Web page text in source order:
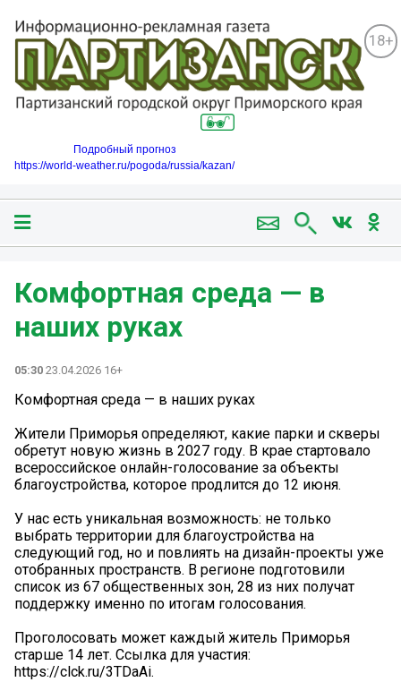
18+
Подробный прогноз
https://world-weather.ru/pogoda/russia/kazan/
Комфортная среда — в
наших руках
05:30 23.04.2026 16+
Комфортная среда — в наших руках
Жители Приморья определяют, какие парки и скверы
обретут новую жизнь в 2027 году. В крае стартовало
всероссийское онлайн-голосование за объекты
благоустройства, которое продлится до 12 июня.
У нас есть уникальная возможность: не только
выбрать территории для благоустройства на
следующий год, но и повлиять на дизайн-проекты уже
отобранных пространств. В регионе подготовили
список из 67 общественных зон, 28 из них получат
поддержку именно по итогам голосования.
Проголосовать может каждый житель Приморья
старше 14 лет. Ссылка для участия:
https://clck.ru/3TDaAi.